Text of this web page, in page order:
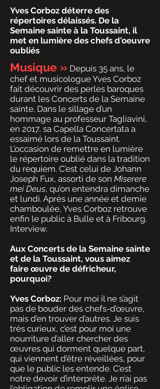
Yves Corboz déterre des
répertoires délaissés. De la
Semaine sainte à la Toussaint, il
met en lumière des chefs d'oeuvre
oubliés
Musique » Depuis 35 ans, le
chef et musicologue Yves Corboz
fait découvrir des perles baroques
durant les Concerts de la Semaine
sainte. Dans le sillage d’un
hommage au professeur Tagliavini,
en 2017, sa Capella Concertata a
essaimé lors de la Toussaint.
L’occasion de remettre en lumière
le répertoire oublié dans la tradition
du requiem. C’est celui de Johann
Joseph Fux, assorti de son Miserere
mei Deus, qu’on entendra dimanche
et lundi. Après une année et demie
chamboulée, Yves Corboz retrouve
enfin le public à Bulle et à Fribourg.
Interview.
Aux Concerts de la Semaine sainte
et de la Toussaint, vous aimez
faire œuvre de défricheur,
pourquoi?
Yves Corboz: Pour moi il ne s’agit
pas de bouder des chefs-d’œuvre,
mais d’en trouver d’autres. Je suis
très curieux, c’est pour moi une
nourriture d’aller chercher des
œuvres qui dorment quelque part,
qui viennent d’être réveillées, pour
que le public les entende. C’est
notre devoir d’interprète. Je n’ai pas